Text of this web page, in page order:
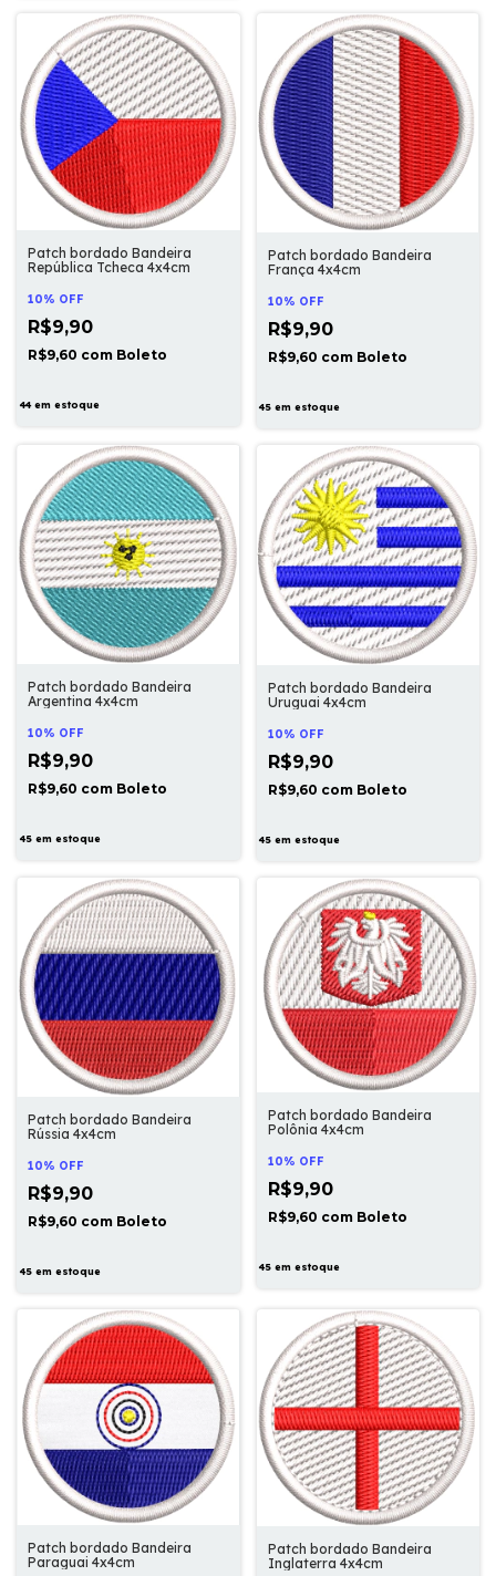
Patch bordado Bandeira
República Tcheca 4x4cm
10% OFF
R$9,90
R$9,60 com Boleto
44em estoque
Patch bordado Bandeira
França 4x4cm
10% OFF
R$9,90
R$9,60 com Boleto
45 em estoque
Patch bordado Bandeira
Argentina 4x4cm
10% OFF
R$9,90
R$9,60 com Boleto
45em estoque
Patch bordado Bandeira
Uruguai 4x4cm
10% OFF
R$9,90
R$9,60 com Boleto
45 em estoque
Patch bordado Bandeira
Rússia 4x4cm
10% OFF
R$9,90
R$9,60 com Boleto
45em estoque
Patch bordado Bandeira
Polônia 4x4cm
10% OFF
R$9,90
R$9,60 com Boleto
45 em estoque
Patch bordado Bandeira
Paraguai 4x4cm
Patch bordado Bandeira
Inglaterra 4x4cm